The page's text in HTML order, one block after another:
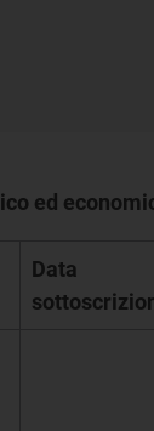
ed
Data